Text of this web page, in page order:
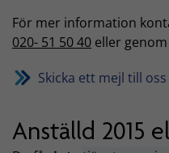
För mer information
020- 51 50 40 eller
Skicka ett mejl till oss
Anställd 2015